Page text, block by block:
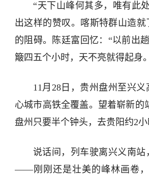
“天下山峰何其多，唯有此
出这样的赞叹。喀斯特群山造
的阻碍。陈廷富回忆：“以前出
簸四五个小时，天不亮就得起身
11月28日，贵州盘州至兴
心城市高铁全覆盖。望着崭新的
盘州只要半个钟头，去贵阳约2小
说话间，列车驶离兴义南
——刚刚还是壮美的峰林画卷